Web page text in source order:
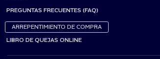
PREGUNTAS FRECUENTES (FAQ)
ARREPENTIMIENTO DE COMPRA
LIBRO DE QUEJAS ONLINE